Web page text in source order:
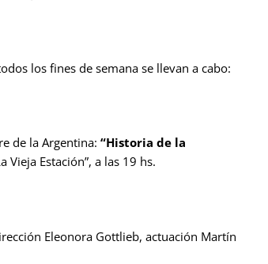
los fines de semana se llevan a cabo:
de la Argentina: “Historia de la
Vieja Estación”, a las 19 hs.
Eleonora Gottlieb, actuación Martín